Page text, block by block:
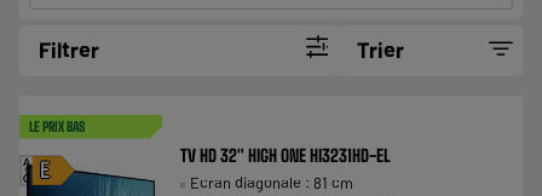
Filtrer Trier
LE PRIX BAS
E
A
G
TV HD 32" HIGH ONE HI3231HD-EL
Ecran diagonale : 81 cm